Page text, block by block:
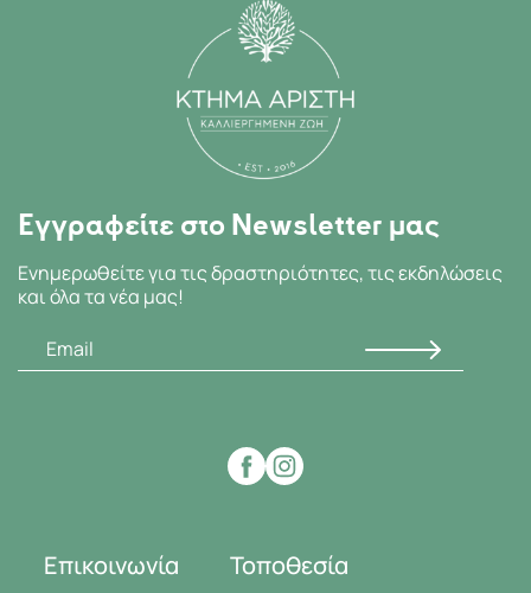
Εγγραφείτε στο Newsletter μας
Ενημερωθείτε για τις δραστηριότητες, τις εκδηλώσεις
και όλα τα νέα μας!
Επικοινωνία Τοποθεσία